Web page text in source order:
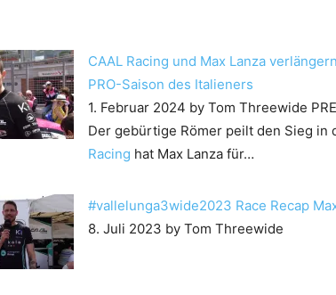
CAAL Racing und Max Lanza
PRO-Saison des Italieners
1. Februar 2024 by Tom Threewide
Der gebürtige Römer peilt den Sieg in
Racing hat Max Lanza für…
#vallelunga3wide2023 Race Recap
8. Juli 2023 by Tom Threewide